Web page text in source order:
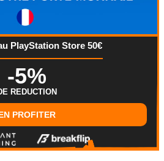
PlayStation Store 50€
-5%
REDUCTION
PROFITER